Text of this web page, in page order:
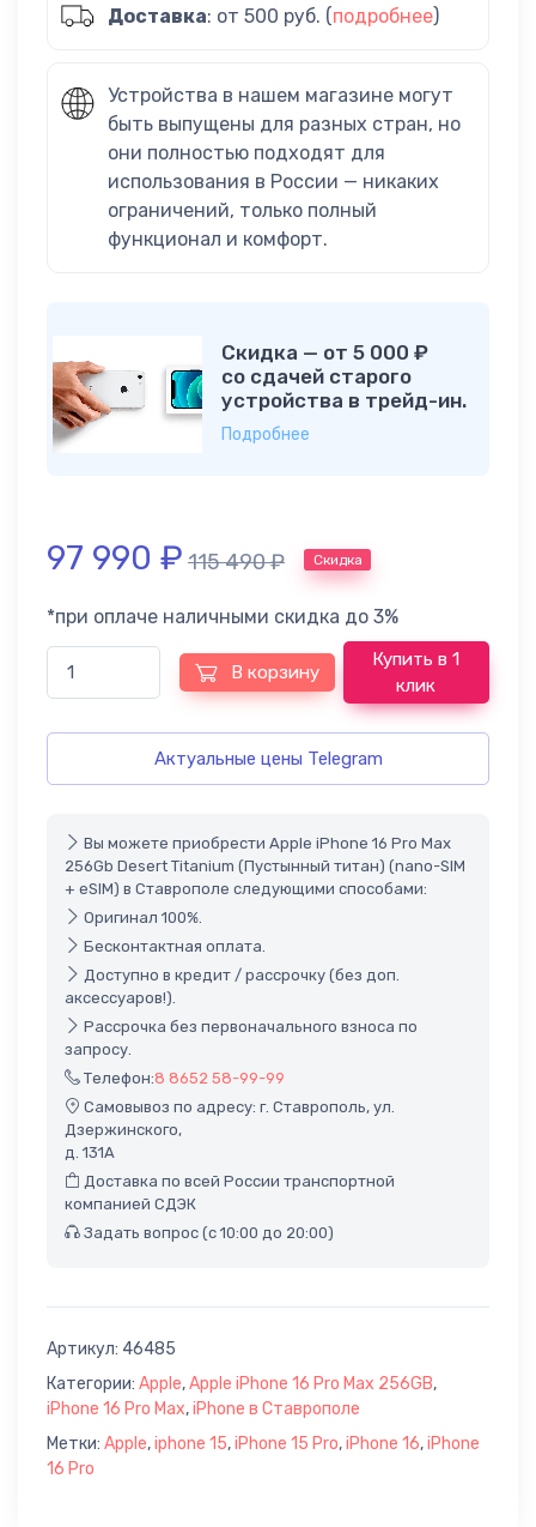
Доставка: от 500 руб. (подробнее)
Устройства в нашем магазине могут
быть выпущены для разных стран, но
они полностью подходят для
использования в России — никаких
ограничений, только полный
функционал и комфорт.
Скидка — от 5 000 ₽
со сдачей старого
устройства в трейд-ин.
Подробнее
97 990 ₽ 115 490₽ Скидка
*при оплаче наличными скидка до 3%
В корзину
Купить в 1
клик
Актуальные цены Telegram
Вы можете приобрести Apple iPhone 16 Pro Max
256Gb Desert Titanium (Пустынный титан) (nano-SIM
+ eSIM) в Ставрополе следующими способами:
Оригинал 100%.
Бесконтактная оплата.
Доступно в кредит / рассрочку (без доп.
аксессуаров!).
Рассрочка без первоначального взноса по
запросу.
Телефон:8 8652 58-99-99
Самовывоз по адресу: г. Ставрополь, ул.
Дзержинского,
д. 131А
Доставка по всей России транспортной
компанией СДЭК
Задать вопрос (с 10:00 до 20:00)
Артикул: 46485
Категории: Apple,Apple iPhone 16 Pro Max 256GB,
iPhone 16 Pro Max,iPhone в Ставрополе
Метки: Apple,iphone 15,iPhone 15 Pro,iPhone 16,iPhone
16 Pro